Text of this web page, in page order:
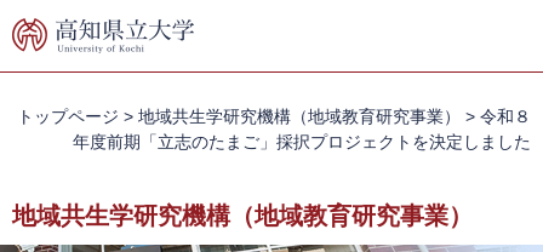
ー
ニ
て
本
トップページ > 地域共生学研究機構（地域教育研究事業） > 令和８
年度前期「立志のたまご」採択プロジェクトを決定しました
地域共生学研究機構（地域教育研究事業）